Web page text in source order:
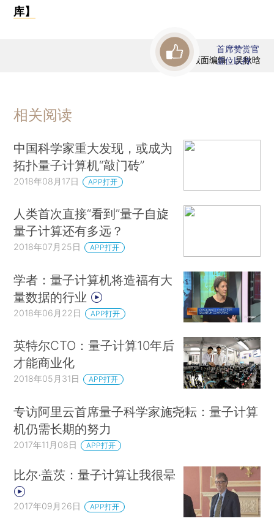
库】
版面编辑：吴秋晗
首席赞赏官
虚位以待
相关阅读
中国科学家重大发现，或成为
拓扑量子计算机“敲门砖”
2018年08月17日 APP打开
人类首次直接“看到”量子自旋
量子计算还有多远？
2018年07月25日 APP打开
学者：量子计算机将造福有大
量数据的行业
2018年06月22日 APP打开
英特尔CTO：量子计算10年后
才能商业化
2018年05月31日 APP打开
专访阿里云首席量子科学家施尧耘：量子计算
机仍需长期的努力
2017年11月08日 APP打开
比尔·盖茨：量子计算让我很晕
2017年09月26日 APP打开